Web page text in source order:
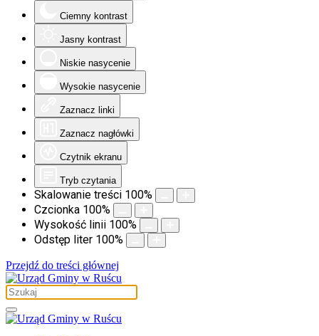
Ciemny kontrast
Jasny kontrast
Niskie nasycenie
Wysokie nasycenie
Zaznacz linki
Zaznacz nagłówki
Czytnik ekranu
Tryb czytania
Skalowanie treści 100%
Czcionka 100%
Wysokość linii 100%
Odstęp liter 100%
Przejdź do treści głównej